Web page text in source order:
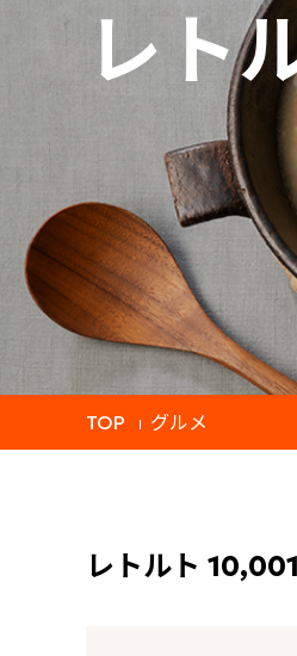
レト
TOP グルメ
レトルト